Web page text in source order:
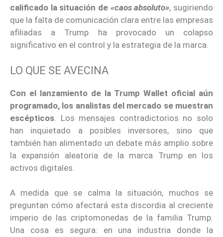
calificado la situación de «caos absoluto», sugiriendo
que la falta de comunicación clara entre las empresas
afiliadas a Trump ha provocado un colapso
significativo en el control y la estrategia de la marca.
LO QUE SE AVECINA
Con el lanzamiento de la Trump Wallet oficial aún
programado, los analistas del mercado se muestran
escépticos . Los mensajes contradictorios no solo
han inquietado a posibles inversores, sino que
también han alimentado un debate más amplio sobre
la expansión aleatoria de la marca Trump en los
activos digitales.
A medida que se calma la situación, muchos se
preguntan cómo afectará esta discordia al creciente
imperio de las criptomonedas de la familia Trump.
Una cosa es segura: en una industria donde la